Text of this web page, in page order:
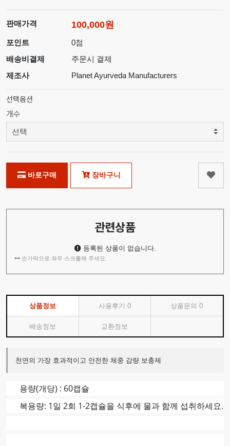
판매가격 100,000원
포인트
0점
배송비결제
주문시 결제
제조사
Planet Ayurveda Manufacturers
선택옵션
개수
바로구매 장바구니
관련상품
등록된 상품이 없습니다.
손가락으로 좌우 스크롤해 주세요.
상품정보 사용후기 0 상품문의0
배송정보 교환정보
천연의 가장 효과적이고 안전한 체중 감량 보충제
용량(개당) : 60캡슐
복용량: 1일 2회 1-2캡슐을 식후에 물과 함께 섭취하세요.